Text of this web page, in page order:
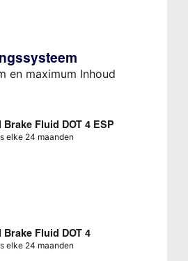
en maximum Inhoud
Brake Fluid DOT 4 ESP
elke 24 maanden
Brake Fluid DOT 4
elke 24 maanden